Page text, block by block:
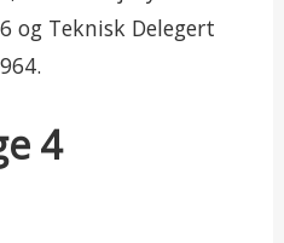
og Teknisk Delegert
4